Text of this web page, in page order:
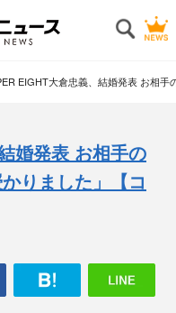
EIGHT大倉忠義、結婚発表 お相
婚発表 お相手の
りました」【コ